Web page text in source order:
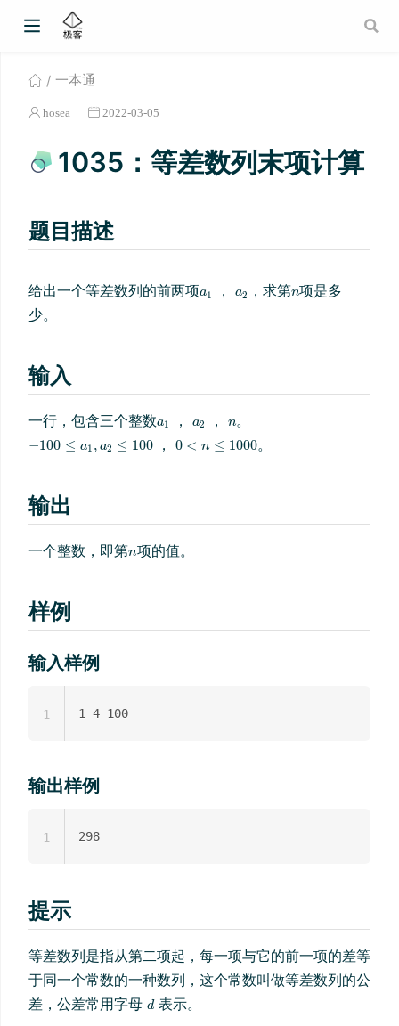
一本通
hosea 2022-03-05
1035：等差数列末项计算
题目描述
给出一个等差数列的前两项 ， ，求第 项是多
少。
输入
一行，包含三个整数 ， ， 。
， 。
输出
一个整数，即第 项的值。
样例
输入样例
1
输出样例
1
提示
等差数列是指从第二项起，每一项与它的前一项的差等
于同一个常数的一种数列，这个常数叫做等差数列的公
差，公差常用字母
表示。